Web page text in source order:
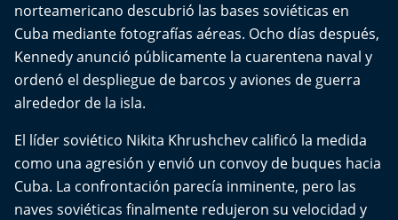
Sesiones Dieciocheras
Expreso PM
Conecta Vida
El Mejor País de Chile
Te invito a tomar once
norteamericano descubrió las bases soviéticas en
Cuba mediante fotografías aéreas. Ocho días después,
Kennedy anunció públicamente la cuarentena naval y
ordenó el despliegue de barcos y aviones de guerra
alrededor de la isla.
El líder soviético Nikita Khrushchev calificó la medida
como una agresión y envió un convoy de buques hacia
Cuba. La confrontación parecía inminente, pero las
naves soviéticas finalmente redujeron su velocidad y